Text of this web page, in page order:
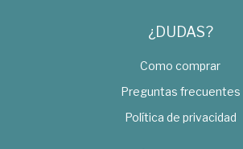
¿DUDAS?
Como comprar
Preguntas frecuentes
Política de privacidad